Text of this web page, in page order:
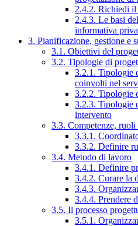
2.4.2. Richiedi il
2.4.3. Le basi
informativa
3. Pianificazione, gestione e
3.1. Obiettivi del
3.2. Tipologie di
3.2.1. Tipologie
coinvolti nel
3.2.2. Tipologie
3.2.3. Tipologie
intervento
3.3. Competenze,
3.3.1.
3.3.2. Definire
3.4. Metodo di lavoro
3.4.1. Definire
3.4.2. Curare la
3.4.3.
3.4.4. Prendere
3.5. Il processo
3.5.1.